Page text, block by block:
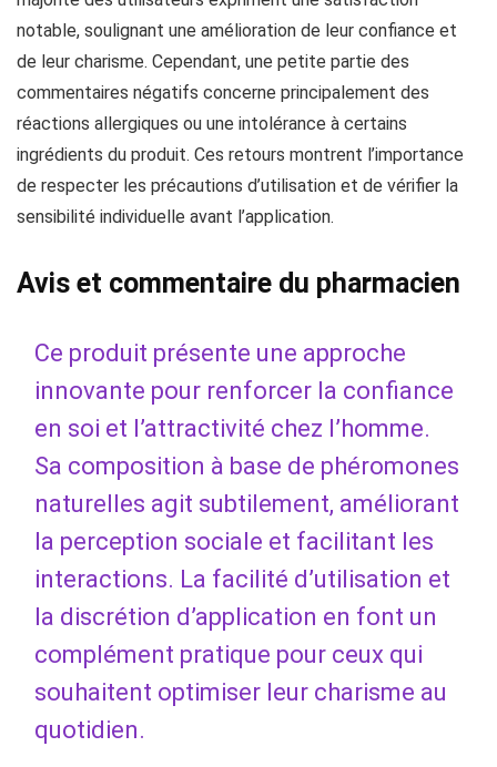
notable, soulignant une amélioration de leur confiance et
de leur charisme. Cependant, une petite partie des
commentaires négatifs concerne principalement des
réactions allergiques ou une intolérance à certains
ingrédients du produit. Ces retours montrent l’importance
de respecter les précautions d’utilisation et de vérifier la
sensibilité individuelle avant l’application.
Avis et commentaire du pharmacien
Ce produit présente une approche
innovante pour renforcer la confiance
en soi et l’attractivité chez l’homme.
Sa composition à base de phéromones
naturelles agit subtilement, améliorant
la perception sociale et facilitant les
interactions. La facilité d’utilisation et
la discrétion d’application en font un
complément pratique pour ceux qui
souhaitent optimiser leur charisme au
quotidien.